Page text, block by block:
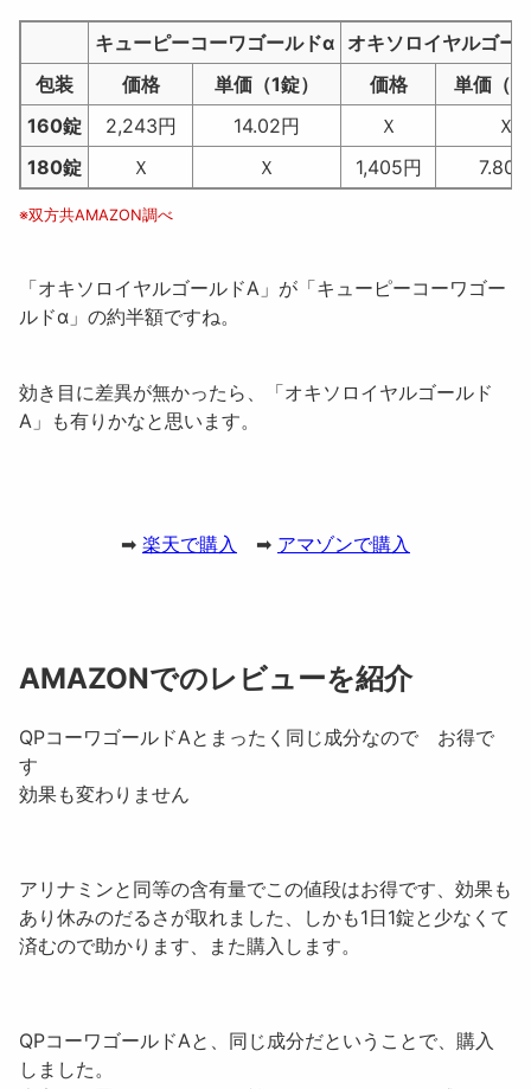
キューピーコーワゴールドα オキソロイヤルゴー
包装
価格 単価（1錠） 価格
単価（1
160錠
2,243円 14.02円 Ｘ
Ｘ
180錠
Ｘ Ｘ 1,405円 7.80
※双方共AMAZON調べ
「オキソロイヤルゴールドA」が「キューピーコーワゴー
ルドα」の約半額ですね。
効き目に差異が無かったら、「オキソロイヤルゴールド
A」も有りかなと思います。
➡ 楽天で購入 ➡ アマゾンで購入
AMAZONでのレビューを紹介
QPコーワゴールドAとまったく同じ成分なので お得で
す
効果も変わりません
アリナミンと同等の含有量でこの値段はお得です、効果も
あり休みのだるさが取れました、しかも1日1錠と少なくて
済むので助かります、また購入します。
QPコーワゴールドAと、同じ成分だということで、購入
しました。